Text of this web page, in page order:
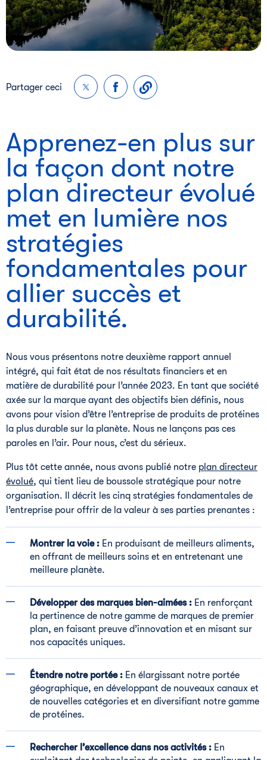
Partager ceci
Apprenez-en plus sur
la façon dont notre
plan directeur évolué
met en lumière nos
stratégies
fondamentales pour
allier succès et
durabilité.
Nous vous présentons notre deuxième rapport annuel
intégré, qui fait état de nos résultats financiers et en
matière de durabilité pour l’année 2023. En tant que société
axée sur la marque ayant des objectifs bien définis, nous
avons pour vision d’être l’entreprise de produits de protéines
la plus durable sur la planète. Nous ne lançons pas ces
paroles en l’air. Pour nous, c’est du sérieux.
Plus tôt cette année, nous avons publié notre plan directeur
évolué, qui tient lieu de boussole stratégique pour notre
organisation. Il décrit les cinq stratégies fondamentales de
l’entreprise pour offrir de la valeur à ses parties prenantes :
Montrer la voie : En produisant de meilleurs aliments,
en offrant de meilleurs soins et en entretenant une
meilleure planète.
Développer des marques bien-aimées : En renforçant
la pertinence de notre gamme de marques de premier
plan, en faisant preuve d’innovation et en misant sur
nos capacités uniques.
Étendre notre portée : En élargissant notre portée
géographique, en développant de nouveaux canaux et
de nouvelles catégories et en diversifiant notre gamme
de protéines.
Rechercher l’excellence dans nos activités : En